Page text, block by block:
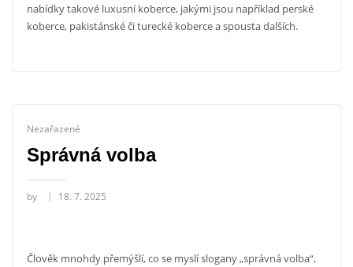
nabídky takové luxusní koberce, jakými jsou například perské
koberce, pakistánské či turecké koberce a spousta dalších.
Nezařazené
Správná volba
by 18. 7. 2025
Člověk mnohdy přemýšlí, co se myslí slogany „správná volba“,